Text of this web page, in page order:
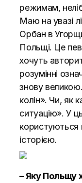
режимам,
Маю на увазі
Орбан в
Польщі. Це
хочуть
розумінні
знову
колін». Чи, як
ситуацію». У
користуються
історією.
– Яку Польщу